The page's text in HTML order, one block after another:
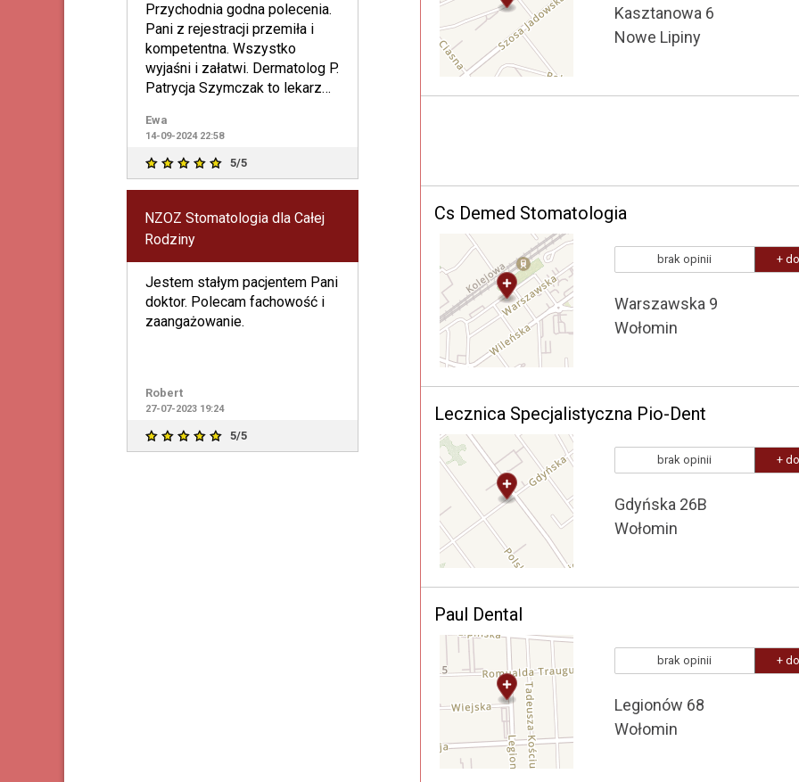
Kasztanowa 6
Nowe Lipiny
Cs Demed Stomatologia
brak opinii +
Warszawska 9
Wołomin
Lecznica Specjalistyczna Pio-Dent
brak opinii +
Gdyńska 26B
Wołomin
Paul Dental
brak opinii +
Legionów 68
Wołomin
Przychodnia godna polecenia.
Pani z rejestracji przemiła i
kompetentna. Wszystko
wyjaśni i załatwi. Dermatolog P.
Patrycja Szymczak to lekarz
Ewa
14-09-2024 22:58
5/5
NZOZ Stomatologia dla Całej
Rodziny
Jestem stałym pacjentem Pani
doktor. Polecam fachowość i
zaangażowanie.
Robert
27-07-2023 19:24
5/5